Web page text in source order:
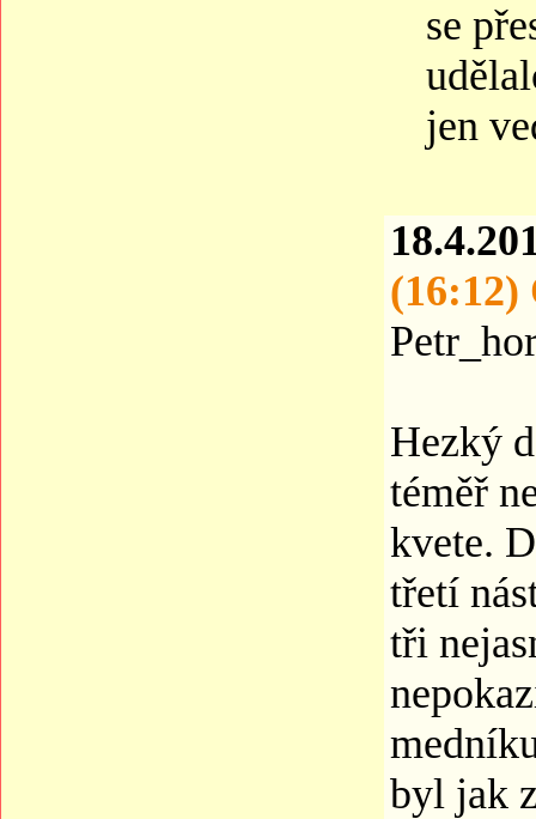
se
jen
(16:12)
Hezký
téměř
kvete.
třetí
tři
byl jak